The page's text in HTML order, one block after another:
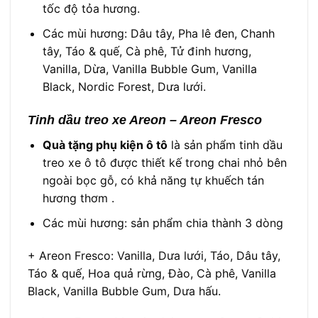
tốc độ tỏa hương.
Các mùi hương: Dâu tây, Pha lê đen, Chanh
tây, Táo & quế, Cà phê, Tử đinh hương,
Vanilla, Dừa, Vanilla Bubble Gum, Vanilla
Black, Nordic Forest, Dưa lưới.
Tinh dầu treo xe Areon – Areon Fresco
Quà tặng phụ kiện ô tô là sản phẩm tinh dầu
treo xe ô tô được thiết kế trong chai nhỏ bên
ngoài bọc gỗ, có khả năng tự khuếch tán
hương thơm .
Các mùi hương: sản phẩm chia thành 3 dòng
+ Areon Fresco: Vanilla, Dưa lưới, Táo, Dâu tây,
Táo & quế, Hoa quả rừng, Đào, Cà phê, Vanilla
Black, Vanilla Bubble Gum, Dưa hấu.